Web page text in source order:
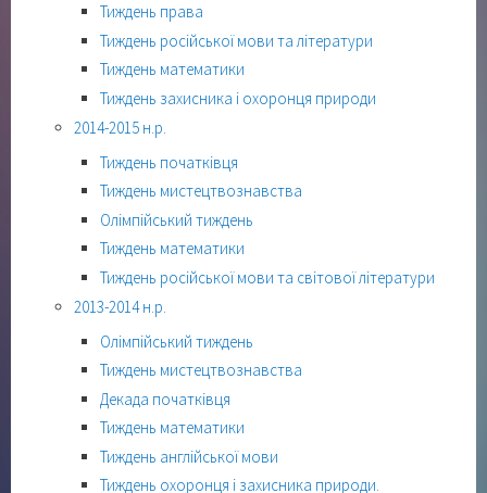
Тиждень права
Тиждень російської мови та літератури
Тиждень математики
Тиждень захисника і охоронця природи
2014-2015 н.р.
Тиждень початківця
Тиждень мистецтвознавства
Олімпійський тиждень
Тиждень математики
Тиждень російської мови та світової літератури
2013-2014 н.р.
Олімпійський тиждень
Тиждень мистецтвознавства
Декада початківця
Тиждень математики
Тиждень англійської мови
Тиждень охоронця і захисника природи.